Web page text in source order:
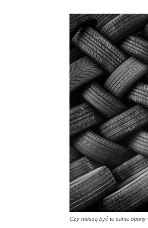
Czy muszą być te same opony